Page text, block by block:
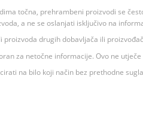
točna, prehrambeni proizvodi se
a ne se oslanjati isključivo na
drugih dobavljača ili
za netočne informacije. Ovo ne utječe
na bilo koji način bez prethodne